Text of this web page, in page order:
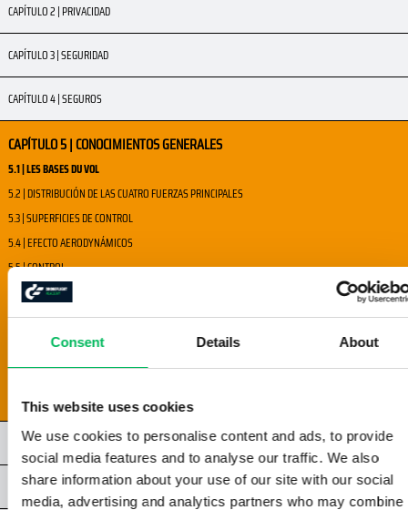
Consent Details About
This website uses cookies
We use cookies to personalise content and ads, to provide
social media features and to analyse our traffic. We also
share information about your use of our site with our social
media, advertising and analytics partners who may combine
CAPÍTULO 2 | PRIVACIDAD
CAPÍTULO 3 | SEGURIDAD
CAPÍTULO 4 | SEGUROS
CAPÍTULO 5 | CONOCIMIENTOS GENERALES
5.1 | LES BASES DU VOL
5.2 | DISTRIBUCIÓN DE LAS CUATRO FUERZAS PRINCIPALES
5.3 | SUPERFICIES DE CONTROL
5.4 | EFECTO AERODYNÁMICOS
5.5 | CONTROL
5.6 | LOS PRINCIPALES COMPINENTES
5.7 | LÍMITES
5.8 | INSPECCIÓN DE LA AERONAVE
5.9 | CONFIGURACIÓN DE LA AERONAVE
CAPÍTULO 6 | RENDIMIENTO HUMANO
CAPÍTULO 7 | ESPACIO AÉREO